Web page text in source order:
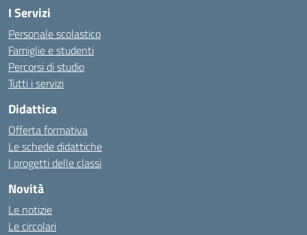
I Servizi
Personale scolastico
Famiglie e studenti
Percorsi di studio
Tutti i servizi
Didattica
Offerta formativa
Le schede didattiche
I progetti delle classi
Novità
Le notizie
Le circolari